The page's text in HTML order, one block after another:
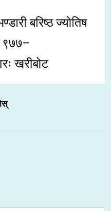
बरिष्ठ ज्योतिष
९७७–
खरीबोट